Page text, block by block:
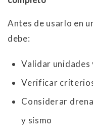
Antes de usarlo en
debe:
Validar unidades
Verificar
Considerar
y sismo